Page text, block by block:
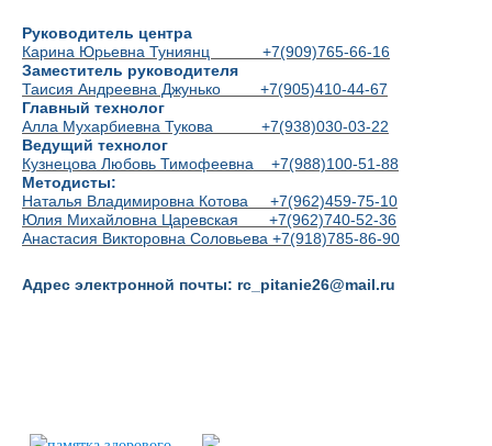
Руководитель центра
Карина Юрьевна Туниянц +7(909)765-66-16
Заместитель руководителя
Таисия Андреевна Джунько +7(905)410-44-67
Главный технолог
Алла Мухарбиевна Тукова +7(938)030-03-22
Ведущий технолог
Кузнецова Любовь Тимофеевна +7(988)100-51-88
Методисты:
Наталья Владимировна Котова +7(962)459-75-10
Юлия Михайловна Царевская +7(962)740-52-36
Анастасия Викторовна Соловьева +7(918)785-86-90
Адрес электронной почты: rc pitanie26@mail.ru